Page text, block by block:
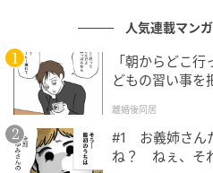
テギョン（写真提供＝OSEN）
何よりもファンの関心は彼の
テギョンは現在、出演する
人気連載マン
「朝からどこ
どもの習い事を
離婚後同居
#1 お義姉さん
ね？ ねぇ、そ